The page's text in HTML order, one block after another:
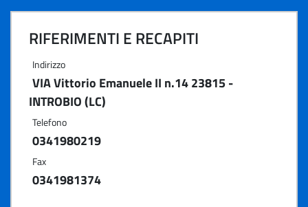
RIFERIMENTI E RECAPITI
Indirizzo
VIA Vittorio Emanuele II n.14 23815 -
INTROBIO (LC)
Telefono
0341980219
Fax
0341981374